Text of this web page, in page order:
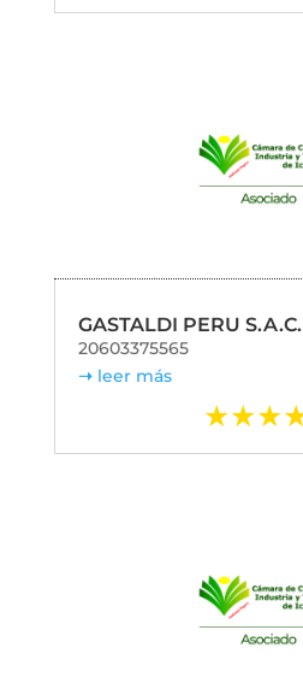
GASTALDI PERU S.A.C.
20603375565
leer más